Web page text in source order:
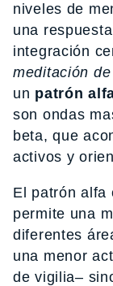
niveles de
una
integración
meditación
un patrón
son ondas
beta, que
activos y
El patrón alfa
permite una
diferentes
una menor
de vigilia–